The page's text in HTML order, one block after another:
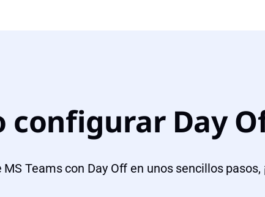
configurar Day
Teams con Day Off en unos sencillos pasos,